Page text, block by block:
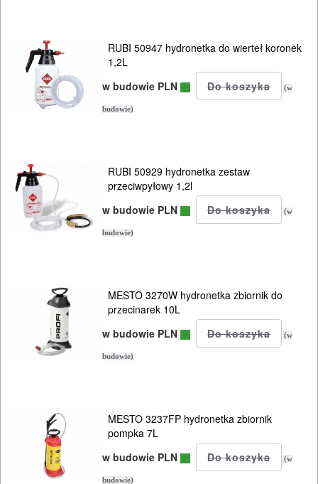
ELEKTRONARZĘDZI
MAGAZYNOWANIE
POMIAROWE
NARZĘDZIA
BUDOWLANE
GLAZURNICZE
AKCESORIA
MASZYNKI
URZĄDZENIA
ręczne
Przecinarki
elektryczne
RUBI 50947 hydronetka do wierteł koronek
1,2L
w budowie PLN
(w
budowie)
RUBI 50929 hydronetka zestaw
przeciwpyłowy 1,2l
w budowie PLN
(w
budowie)
MESTO 3270W hydronetka zbiornik do
przecinarek 10L
w budowie PLN
(w
budowie)
MESTO 3237FP hydronetka zbiornik
pompka 7L
w budowie PLN
(w
budowie)